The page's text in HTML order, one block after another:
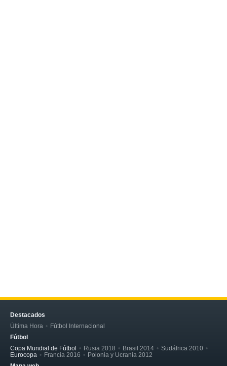
Destacados
Última Hora
Fútbol Internacional
Fútbol
Copa Mundial de Fútbol
Rusia 2018 Brasil 2014
Sudáfrica 2010
Eurocopa
Francia 2016
Polonia y Ucrania 2012